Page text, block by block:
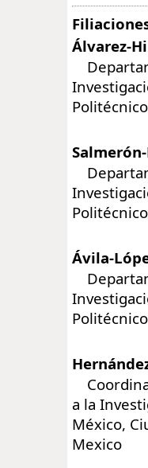
Álvarez-
Ávila-
a la
México,
Mexico